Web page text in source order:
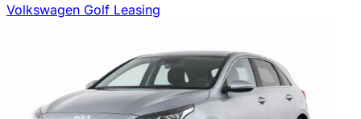
Volkswagen Golf Leasing